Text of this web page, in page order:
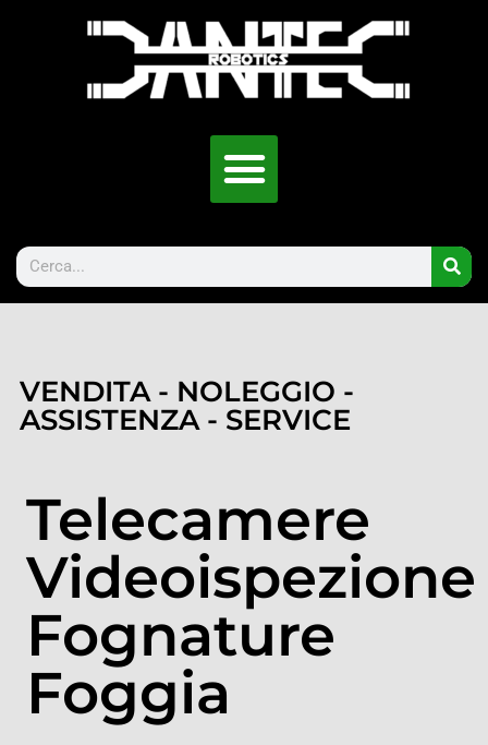
VENDITA - NOLEGGIO -
ASSISTENZA - SERVICE
Telecamere
Videoispezione
Fognature
Foggia